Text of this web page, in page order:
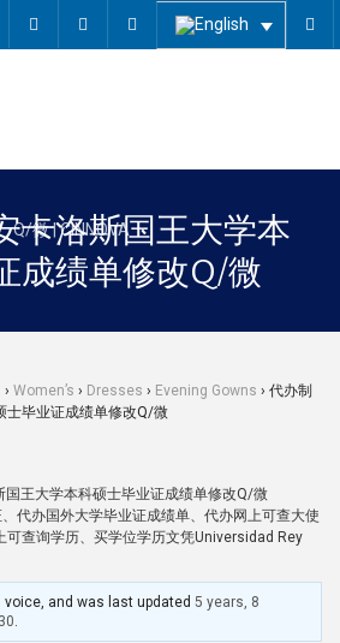
卡洛斯国王大学本
成绩单修改Q/微
› Women’s › Dresses › Evening Gowns › 代办制
士毕业证成绩单修改Q/微
国王大学本科硕士毕业证成绩单修改Q/微
代办国外大学毕业证成绩单、代办网上可查大使
可查询学历、买学位学历文凭Universidad Rey
voice, and was last updated5 years, 8
.